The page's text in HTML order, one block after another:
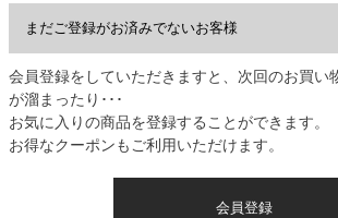
まだご登録がお済みでないお客様
会員登録をしていただきますと、次回のお買い
が溜まったり･･･
お気に入りの商品を登録することができます。
お得なクーポンもご利用いただけます。
会員登録